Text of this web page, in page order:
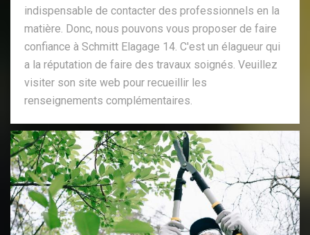
indispensable de contacter des professionnels en la
matière. Donc, nous pouvons vous proposer de faire
confiance à Schmitt Elagage 14. C'est un élagueur qui
a la réputation de faire des travaux soignés. Veuillez
visiter son site web pour recueillir les
renseignements complémentaires.